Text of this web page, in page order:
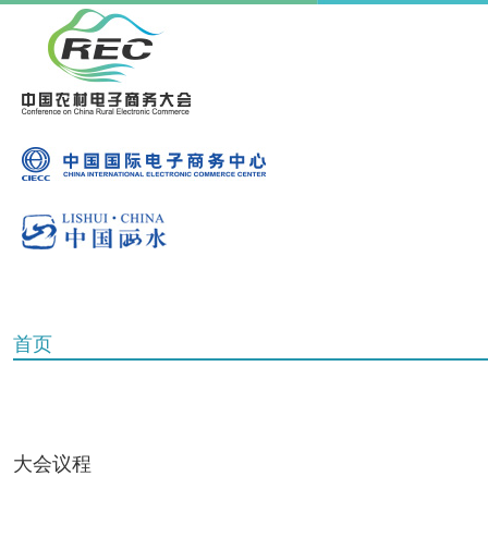
首页
大会议程